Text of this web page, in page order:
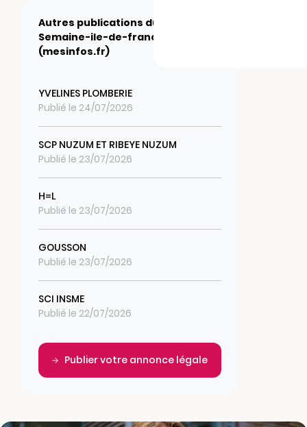
Autres publications du journal
Semaine-ile-de-france.fr
(mesinfos.fr)
YVELINES PLOMBERIE
Publié le 24/07/2026
SCP NUZUM ET RIBEYE NUZUM
Publié le 23/07/2026
H=L
Publié le 23/07/2026
GOUSSON
Publié le 23/07/2026
SCI INSME
Publié le 22/07/2026
Publier votre annonce légale